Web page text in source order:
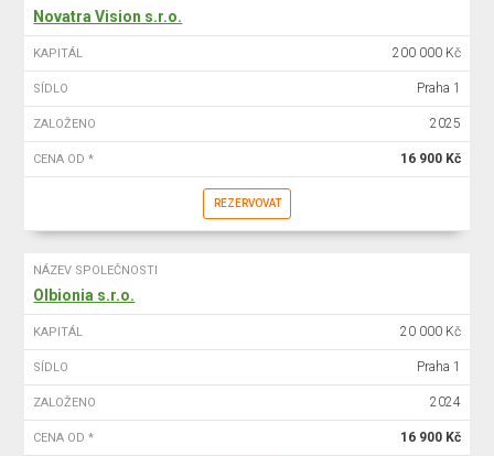
Novatra Vision s.r.o.
KAPITÁL 200 000 Kč
SÍDLO Praha 1
ZALOŽENO 2025
CENA OD * 16 900 Kč
REZERVOVAT
NÁZEV SPOLEČNOSTI
Olbionia s.r.o.
KAPITÁL 20 000 Kč
SÍDLO Praha 1
ZALOŽENO 2024
CENA OD * 16 900 Kč